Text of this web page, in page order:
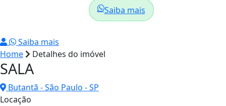
Saiba mais
Saiba mais
Home
Detalhes do imóvel
SALA
Butantã - São Paulo - SP
Locação